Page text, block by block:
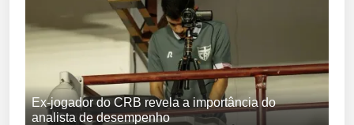
Ex-jogador do CRB revela a importância do
analista de desempenho